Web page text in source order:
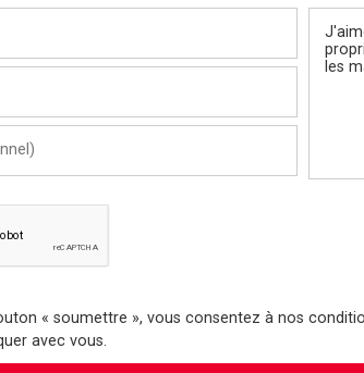
« soumettre », vous consentez à nos
avec vous.